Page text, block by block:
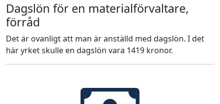
Dagslön för en materialförvaltare,
förråd
Det är ovanligt att man är anställd med dagslön. I det
här yrket skulle en dagslön vara 1419 kronor.